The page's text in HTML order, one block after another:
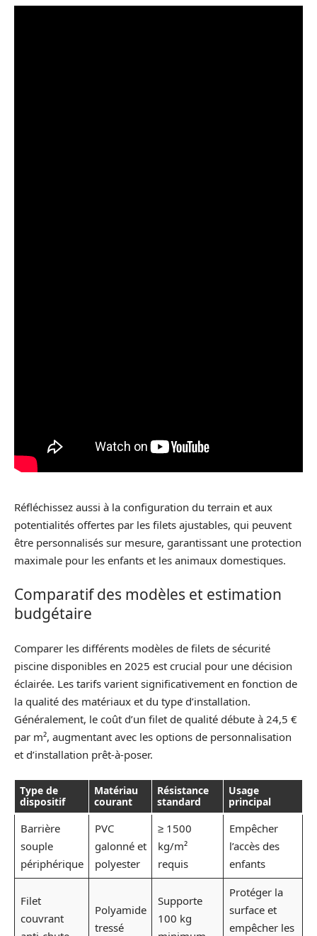
Réfléchissez aussi à la configuration du terrain et aux
potentialités offertes par les filets ajustables, qui peuvent
être personnalisés sur mesure, garantissant une protection
maximale pour les enfants et les animaux domestiques.
Comparatif des modèles et estimation
budgétaire
Comparer les différents modèles de filets de sécurité
piscine disponibles en 2025 est crucial pour une décision
éclairée. Les tarifs varient significativement en fonction de
la qualité des matériaux et du type d’installation.
Généralement, le coût d’un filet de qualité débute à 24,5 €
par m², augmentant avec les options de personnalisation
et d’installation prêt-à-poser.
Type de
dispositif
Matériau
courant
Résistance
standard
Usage
principal
Barrière
souple
périphérique
PVC
galonné et
polyester
≥ 1500
kg/m²
requis
Empêcher
l’accès des
enfants
Filet
couvrant
Polyamide
tressé
Supporte
100 kg
Protéger la
surface et
empêcher les